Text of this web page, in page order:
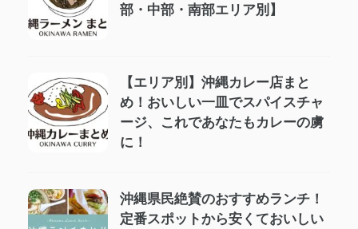
部・中部・南部エリア別】
【エリア別】沖縄カレー店まと
め！おいしい一皿でスパイスチャ
ージ、これであなたもカレーの虜
に！
沖縄県民絶賛のおすすめランチ！
定番スポットから安くておいしい